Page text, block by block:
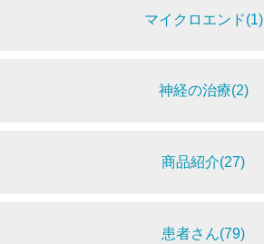
マイクロエンド(1)
神経の治療(2)
商品紹介(27)
患者さん(79)